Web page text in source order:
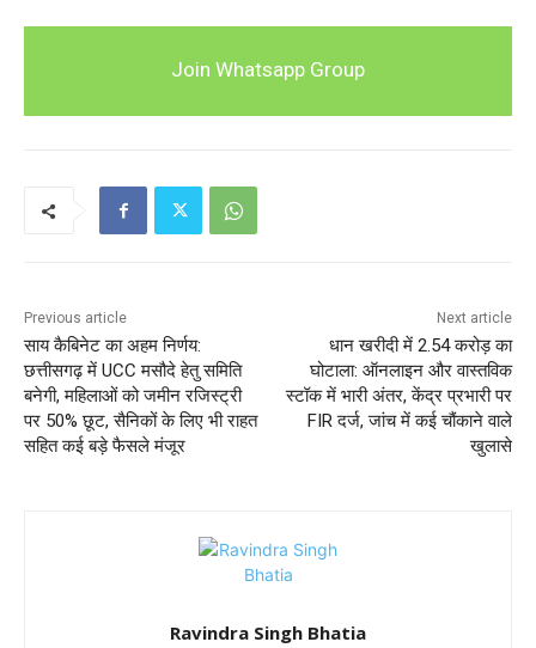
Join Whatsapp Group
Previous article
साय कैबिनेट का अहम निर्णय:
छत्तीसगढ़ में UCC मसौदे हेतु समिति
बनेगी, महिलाओं को जमीन रजिस्ट्री
पर 50% छूट, सैनिकों के लिए भी राहत
सहित कई बड़े फैसले मंजूर
Next article
धान खरीदी में 2.54 करोड़ का
घोटाला: ऑनलाइन और वास्तविक
स्टॉक में भारी अंतर, केंद्र प्रभारी पर
FIR दर्ज, जांच में कई चौंकाने वाले
खुलासे
Ravindra Singh Bhatia